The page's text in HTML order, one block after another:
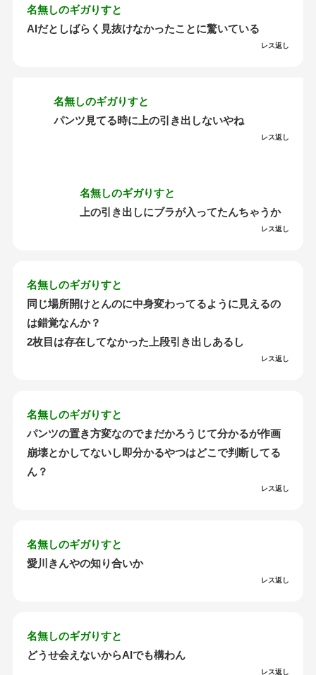
名無しのギガりすと
AIだとしばらく見抜けなかったことに驚いている
レス返し
名無しのギガりすと
パンツ見てる時に上の引き出しないやね
レス返し
名無しのギガりすと
上の引き出しにブラが入ってたんちゃうか
レス返し
名無しのギガりすと
同じ場所開けとんのに中身変わってるように見えるの
は錯覚なんか？
2枚目は存在してなかった上段引き出しあるし
レス返し
名無しのギガりすと
パンツの置き方変なのでまだかろうじて分かるが作画
崩壊とかしてないし即分かるやつはどこで判断してる
ん？
レス返し
名無しのギガりすと
愛川きんやの知り合いか
レス返し
名無しのギガりすと
どうせ会えないからAIでも構わん
レス返し